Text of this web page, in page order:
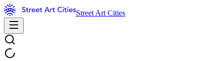
Street Art Cities